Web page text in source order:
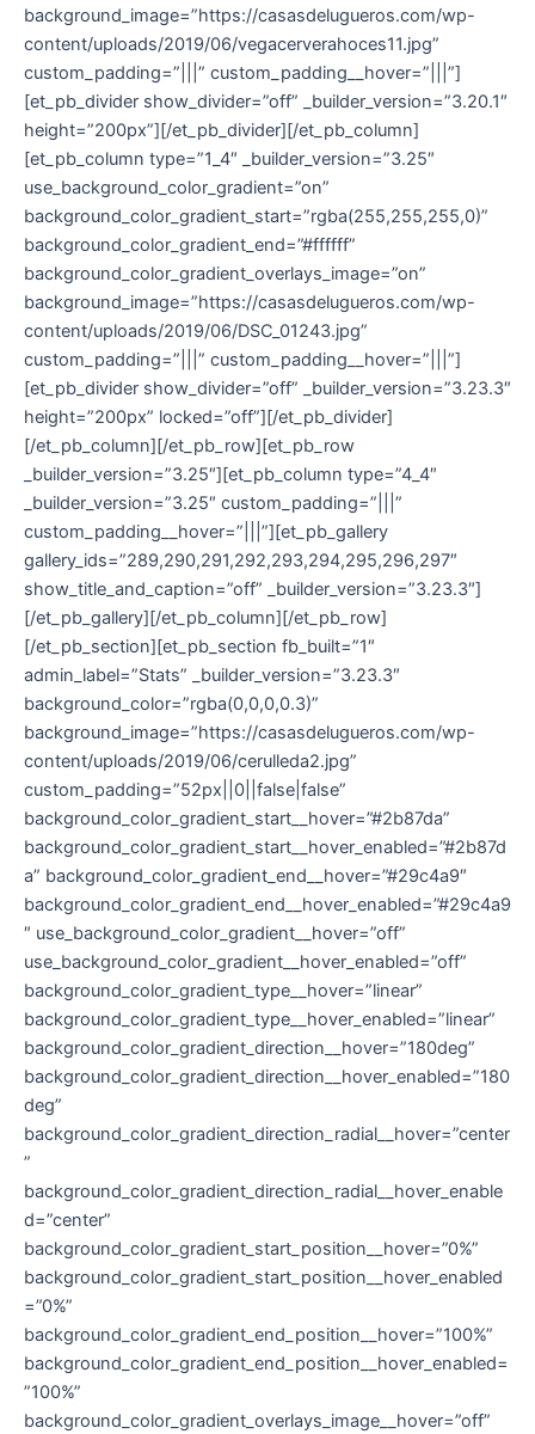
background_image=”https://casasdelugueros.com/wp-
content/uploads/2019/06/vegacerverahoces11.jpg”
custom_padding=”|||” custom_padding__hover=”|||”]
[et_pb_divider show_divider=”off” _builder_version=”3.20.1″
height=”200px”][/et_pb_divider][/et_pb_column]
[et_pb_column type=”1_4″ _builder_version=”3.25″
use_background_color_gradient=”on”
background_color_gradient_start=”rgba(255,255,255,0)”
background_color_gradient_end=”#ffffff”
background_color_gradient_overlays_image=”on”
background_image=”https://casasdelugueros.com/wp-
content/uploads/2019/06/DSC_01243.jpg”
custom_padding=”|||” custom_padding__hover=”|||”]
[et_pb_divider show_divider=”off” _builder_version=”3.23.3″
height=”200px” locked=”off”][/et_pb_divider]
[/et_pb_column][/et_pb_row][et_pb_row
_builder_version=”3.25″][et_pb_column type=”4_4″
_builder_version=”3.25″ custom_padding=”|||”
custom_padding__hover=”|||”][et_pb_gallery
gallery_ids=”289,290,291,292,293,294,295,296,297″
show_title_and_caption=”off” _builder_version=”3.23.3″]
[/et_pb_gallery][/et_pb_column][/et_pb_row]
[/et_pb_section][et_pb_section fb_built=”1″
admin_label=”Stats” _builder_version=”3.23.3″
background_color=”rgba(0,0,0,0.3)”
background_image=”https://casasdelugueros.com/wp-
content/uploads/2019/06/cerulleda2.jpg”
custom_padding=”52px||0||false|false”
background_color_gradient_start__hover=”#2b87da”
background_color_gradient_start__hover_enabled=”#2b87d
a” background_color_gradient_end__hover=”#29c4a9″
background_color_gradient_end__hover_enabled=”#29c4a9
″ use_background_color_gradient__hover=”off”
use_background_color_gradient__hover_enabled=”off”
background_color_gradient_type__hover=”linear”
background_color_gradient_type__hover_enabled=”linear”
background_color_gradient_direction__hover=”180deg”
background_color_gradient_direction__hover_enabled=”180
deg”
background_color_gradient_direction_radial__hover=”center
”
background_color_gradient_direction_radial__hover_enable
d=”center”
background_color_gradient_start_position__hover=”0%”
background_color_gradient_start_position__hover_enabled
=”0%”
background_color_gradient_end_position__hover=”100%”
background_color_gradient_end_position__hover_enabled=
”100%”
background_color_gradient_overlays_image__hover=”off”